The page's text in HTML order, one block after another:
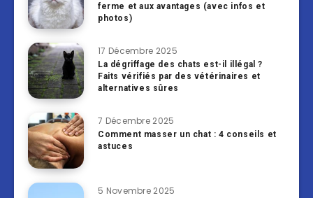
ferme et aux avantages (avec infos et
photos)
17 Décembre 2025
La dégriffage des chats est-il illégal ?
Faits vérifiés par des vétérinaires et
alternatives sûres
7 Décembre 2025
Comment masser un chat : 4 conseils et
astuces
5 Novembre 2025